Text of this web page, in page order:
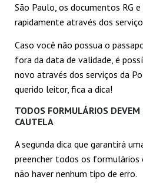
São Paulo, os documentos RG
rapidamente através dos
Caso você não possua o
fora da data de validade, é
novo através dos serviços da
querido leitor, fica a dica!
TODOS FORMULÁRIOS DEVEM
CAUTELA
A segunda dica que garantirá
preencher todos os
não haver nenhum tipo de erro.